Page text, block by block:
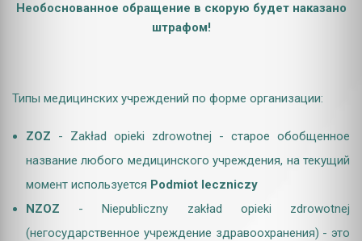
Необоснованное обращение в скорую будет наказано
штрафом!
Типы медицинских учреждений по форме организации:
ZOZ - Zakład opieki zdrowotnej - старое обобщенное
название любого медицинского учреждения, на текущий
момент используется Podmiot leczniczy
NZOZ - Niepubliczny zakład opieki zdrowotnej
(негосударственное учреждение здравоохранения) - это